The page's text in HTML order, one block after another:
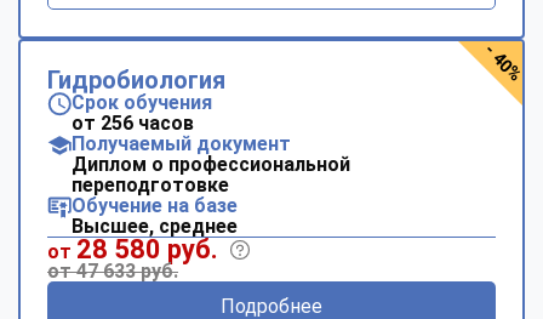
Гидробиология
Срок обучения
от 256 часов
Получаемый документ
Диплом о профессиональной
переподготовке
Обучение на базе
Высшее, среднее
от 28 580 руб.
от 47 633 руб.
Подробнее
- 40%